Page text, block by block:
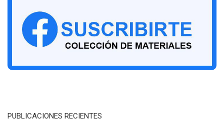
PUBLICACIONES RECIENTES